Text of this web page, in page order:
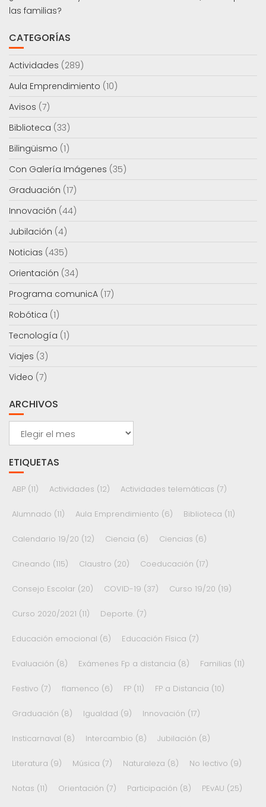
las familias?
CATEGORÍAS
Actividades (289)
Aula Emprendimiento (10)
Avisos (7)
Biblioteca (33)
Bilingüismo (1)
Con Galería Imágenes (35)
Graduación (17)
Innovación (44)
Jubilación (4)
Noticias (435)
Orientación (34)
Programa comunicA (17)
Robótica (1)
Tecnología (1)
Viajes (3)
Video (7)
ARCHIVOS
Archivos
ETIQUETAS
ABP (11) Actividades (12) Actividades telemáticas (7)
Alumnado (11) Aula Emprendimiento (6) Biblioteca (11)
Calendario 19/20 (12) Ciencia (6) Ciencias (6)
Cineando (115) Claustro (20) Coeducación (17)
Consejo Escolar (20) COVID-19 (37) Curso 19/20 (19)
Curso 2020/2021 (11) Deporte. (7)
Educación emocional (6) Educación Física (7)
Evaluación (8) Exámenes Fp a distancia (8) Familias (11)
Festivo (7) flamenco (6) FP (11) FP a Distancia (10)
Graduación (8) Igualdad (9) Innovación (17)
Insticarnaval (8) Intercambio (8) Jubilación (8)
Literatura (9) Música (7) Naturaleza (8) No lectivo (9)
Notas (11) Orientación (7) Participación (8) PEvAU (25)